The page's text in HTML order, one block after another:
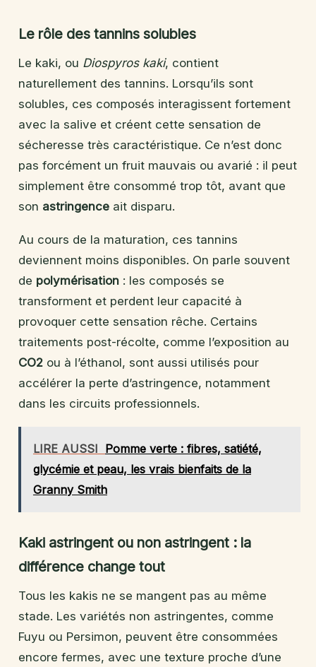
Le rôle des tannins solubles
Le kaki, ou Diospyros kaki, contient
naturellement des tannins. Lorsqu’ils sont
solubles, ces composés interagissent fortement
avec la salive et créent cette sensation de
sécheresse très caractéristique. Ce n’est donc
pas forcément un fruit mauvais ou avarié : il peut
simplement être consommé trop tôt, avant que
son astringence ait disparu.
Au cours de la maturation, ces tannins
deviennent moins disponibles. On parle souvent
de polymérisation : les composés se
transforment et perdent leur capacité à
provoquer cette sensation rêche. Certains
traitements post-récolte, comme l’exposition au
CO2 ou à l’éthanol, sont aussi utilisés pour
accélérer la perte d’astringence, notamment
dans les circuits professionnels.
LIRE AUSSI Pomme verte : fibres, satiété,
glycémie et peau, les vrais bienfaits de la
Granny Smith
Kaki astringent ou non astringent : la
différence change tout
Tous les kakis ne se mangent pas au même
stade. Les variétés non astringentes, comme
Fuyu ou Persimon, peuvent être consommées
encore fermes, avec une texture proche d’une